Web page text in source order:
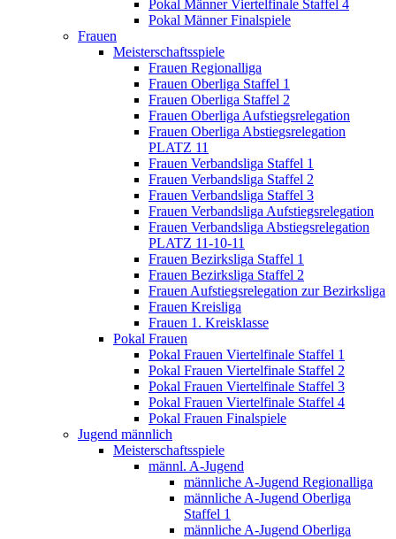
Pokal Männer Viertelfinale Staffel 4
Pokal Männer Finalspiele
Frauen
Meisterschaftsspiele
Frauen Regionalliga
Frauen Oberliga Staffel 1
Frauen Oberliga Staffel 2
Frauen Oberliga Aufstiegsrelegation
Frauen Oberliga Abstiegsrelegation
PLATZ 11
Frauen Verbandsliga Staffel 1
Frauen Verbandsliga Staffel 2
Frauen Verbandsliga Staffel 3
Frauen Verbandsliga Aufstiegsrelegation
Frauen Verbandsliga Abstiegsrelegation
PLATZ 11-10-11
Frauen Bezirksliga Staffel 1
Frauen Bezirksliga Staffel 2
Frauen Aufstiegsrelegation zur Bezirksliga
Frauen Kreisliga
Frauen 1. Kreisklasse
Pokal Frauen
Pokal Frauen Viertelfinale Staffel 1
Pokal Frauen Viertelfinale Staffel 2
Pokal Frauen Viertelfinale Staffel 3
Pokal Frauen Viertelfinale Staffel 4
Pokal Frauen Finalspiele
Jugend männlich
Meisterschaftsspiele
männl. A-Jugend
männliche A-Jugend Regionalliga
männliche A-Jugend Oberliga
Staffel 1
männliche A-Jugend Oberliga